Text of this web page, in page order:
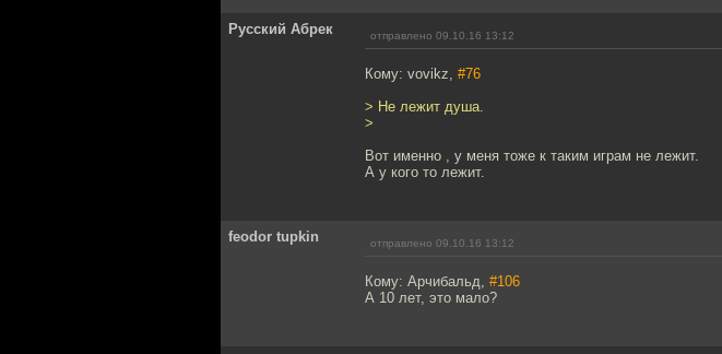
Русский Абрек отправлено 09.10.16 13:12
Кому: vovikz, #76
> Не лежит душа.
>
Вот именно , у меня тоже к таким играм не лежит.
А у кого то лежит.
feodor tupkin отправлено 09.10.16 13:12
Кому: Арчибальд, #106
А 10 лет, это мало?